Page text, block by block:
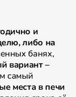
и
либо на
банях,
вариант –
самый
места в печи